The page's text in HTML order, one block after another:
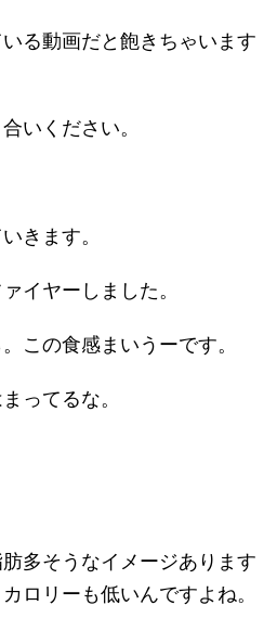
る動画だと飽きちゃいます
いください。
きます。
イヤーしました。
この食感まいうーです。
ってるな。
多そうなイメージあります
ロリーも低いんですよね。